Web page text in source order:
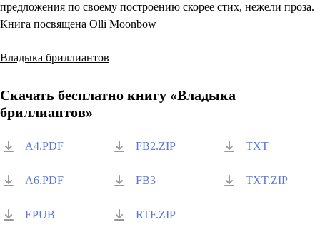
предложения по своему построению скорее стих, нежели проза.
Книга посвящена Olli Moonbow
Владыка бриллиантов
Скачать бесплатно книгу «Владыка
бриллиантов»
A4.PDF
A6.PDF
EPUB
FB2.ZIP
FB3
RTF.ZIP
TXT
TXT.ZIP